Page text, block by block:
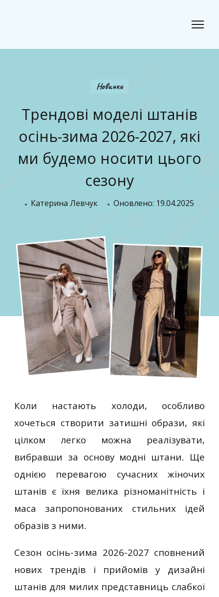
Новинки
Трендові моделі штанів
осінь-зима 2026-2027, які
ми будемо носити цього
сезону
Катерина Левчук Оновлено: 19.04.2025
Коли настають холоди, особливо
хочеться створити затишні образи, які
цілком легко можна реалізувати,
вибравши за основу модні штани. Ще
однією перевагою сучасних жіночих
штанів є їхня велика різноманітність і
маса запропонованих стильних ідей
образів з ними.
Сезон осінь-зима 2026-2027 сповнений
нових трендів і прийомів у дизайні
штанів для милих представниць слабкої